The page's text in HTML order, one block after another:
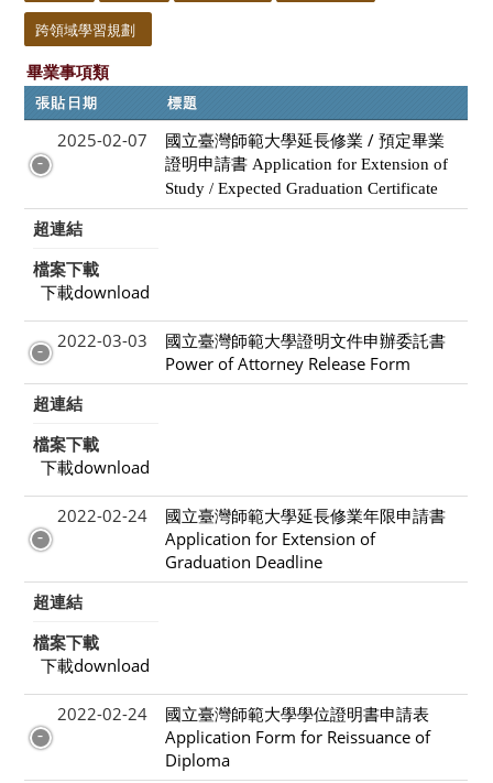
跨領域學習規劃
畢業事項類
張貼日期 標題
2025-02-07
國立臺灣師範大學延長修業 / 預定畢業
證明申請書 Application for Extension of
Study / Expected Graduation Certificate
超連結
檔案下載
下載download
2022-03-03
國立臺灣師範大學證明文件申辦委託書
Power of Attorney Release Form
超連結
檔案下載
下載download
2022-02-24
國立臺灣師範大學延長修業年限申請書
Application for Extension of
Graduation Deadline
超連結
檔案下載
下載download
2022-02-24
國立臺灣師範大學學位證明書申請表
Application Form for Reissuance of
Diploma